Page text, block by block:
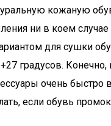
кожаную
ни в коем случае
для сушки
градусов. Конечно,
очень
если обувь